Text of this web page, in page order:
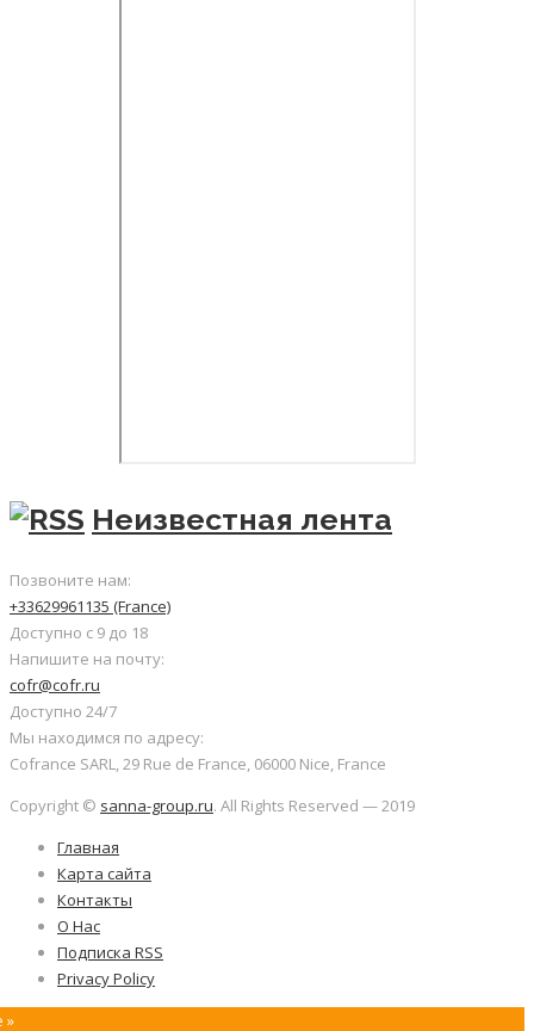
Неизвестная лента
Позвоните нам:
+33629961135 (France)
Доступно с 9 до 18
Напишите на почту:
cofr@cofr.ru
Доступно 24/7
Мы находимся по адресу:
Cofrance SARL, 29 Rue de France, 06000 Nice, France
Copyright © sanna-group.ru. All Rights Reserved — 2019
Главная
Карта сайта
Контакты
О Нас
Подписка RSS
Privacy Policy
»